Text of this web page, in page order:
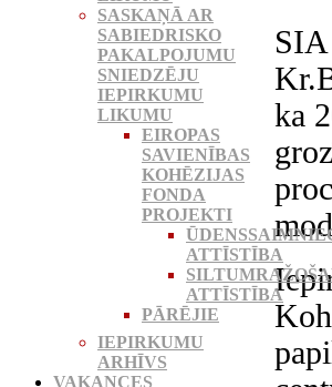
SIA
ka
SASKAŅĀ AR
SABIEDRISKO
PAKALPOJUMU
SNIEDZĒJU
IEPIRKUMU
LIKUMU
EIROPAS
SAVIENĪBAS
KOHĒZIJAS
FONDA
PROJEKTI
ATTĪSTĪBA
ATTĪSTĪBA
PĀRĒJIE
IEPIRKUMU
ARHĪVS
VAKANCES